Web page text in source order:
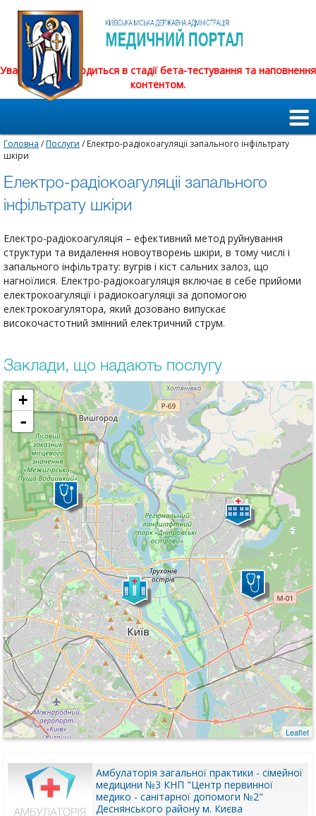
Увага! Сайт знаходиться в стадії бета-тестування та наповнення
контентом.
Головна /Послуги / Електро-радіокоагуляціі запального інфільтрату
шкіри
Електро-радіокоагуляціі запального
інфільтрату шкіри
Електро-радіокоагуляція – ефективний метод руйнування
структури та видалення новоутворень шкіри, в тому числі і
запального інфільтрату: вугрів і кіст сальних залоз, що
нагноїлися. Електро-радіокоагуляція включає в себе прийоми
електрокоагуляції і радиокоагуляціі за допомогою
електрокоагулятора, який дозовано випускає
високочастотний змінний електричний струм.
Заклади, що надають послугу
+
-
Leaflet
Амбулаторія загальної практики - сімейної
медицини №3 КНП "Центр первинної
медико - санітарної допомоги №2"
Деснянського району м. Києва